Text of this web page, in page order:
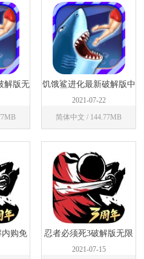
解版无
饥饿鲨进化最新破解版中
文版
2021-07-22
简体中文 / 144.77MB
内购免
忍者必须死3破解版无限
勾玉下载安装
2021-07-15